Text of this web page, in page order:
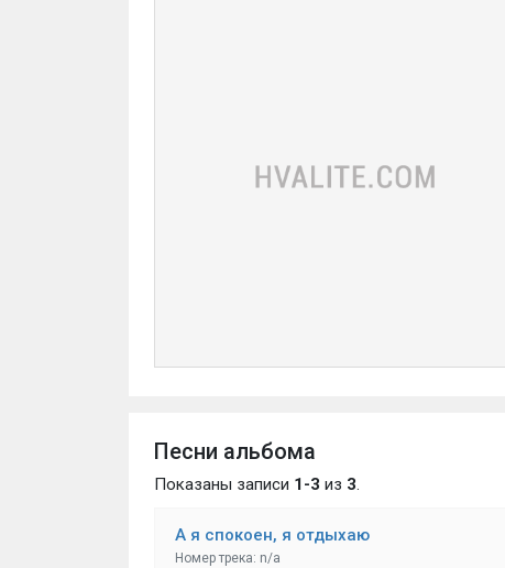
Песни альбома
Показаны записи 1-3 из 3.
А я спокоен, я отдыхаю
Номер трека: n/a